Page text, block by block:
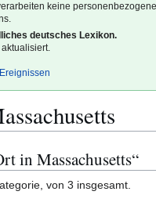
keine
deutsches Lexikon.
in Massachusetts“
von 3 insgesamt.